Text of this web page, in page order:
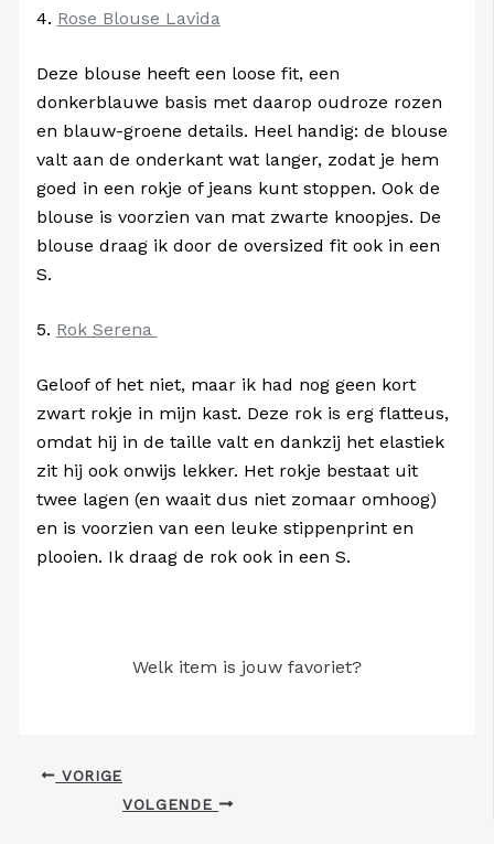
4. Rose Blouse Lavida
Deze blouse heeft een loose fit, een
donkerblauwe basis met daarop oudroze rozen
en blauw-groene details. Heel handig: de blouse
valt aan de onderkant wat langer, zodat je hem
goed in een rokje of jeans kunt stoppen. Ook de
blouse is voorzien van mat zwarte knoopjes. De
blouse draag ik door de oversized fit ook in een
S.
5. Rok Serena
Geloof of het niet, maar ik had nog geen kort
zwart rokje in mijn kast. Deze rok is erg flatteus,
omdat hij in de taille valt en dankzij het elastiek
zit hij ook onwijs lekker. Het rokje bestaat uit
twee lagen (en waait dus niet zomaar omhoog)
en is voorzien van een leuke stippenprint en
plooien. Ik draag de rok ook in een S.
Welk item is jouw favoriet?
VORIGE
VOLGENDE